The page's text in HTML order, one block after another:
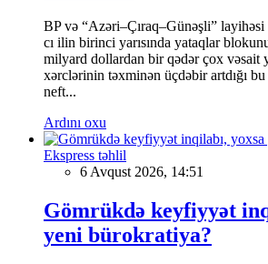
BP və “Azəri–Çıraq–Günəşli” layihəsi
cı ilin birinci yarısında yataqlar
milyard dollardan bir qədər çox vəsait
xərclərinin təxminən üçdəbir artdığı
neft...
Ardını oxu
Ekspress təhlil
6 Avqust 2026, 14:51
Gömrükdə keyfiyyət
yeni bürokratiya?